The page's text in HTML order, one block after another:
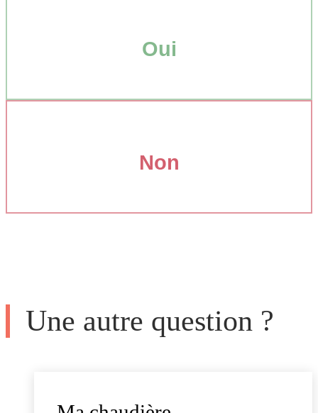
Oui
Non
Une autre question ?